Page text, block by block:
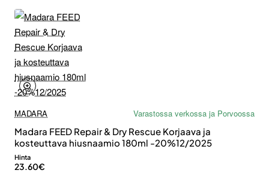
MADARA
Varastossa verkossa ja Porvoossa
Madara FEED Repair & Dry Rescue Korjaava ja
kosteuttava hiusnaamio 180ml -20%12/2025
Hinta
23.60€